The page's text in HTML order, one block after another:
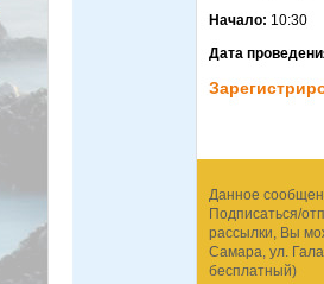
Начало: 10:30
Дата
Данное
Подписаться/
рассылки, Вы
Самара, ул.
бесплатный)